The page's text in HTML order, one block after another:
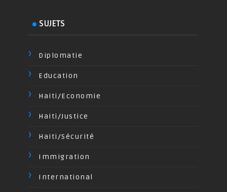
SUJETS
Diplomatie
Education
Haiti/Economie
Haiti/Justice
Haiti/Sécurité
Immigration
International